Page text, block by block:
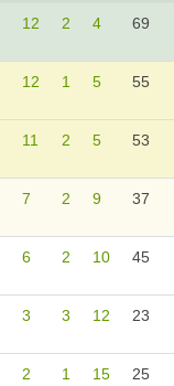
12 2 4 69
12 1 5 55
11 2 5 53
7 2 9 37
6 2 10 45
3 3 12 23
2 1 15 25